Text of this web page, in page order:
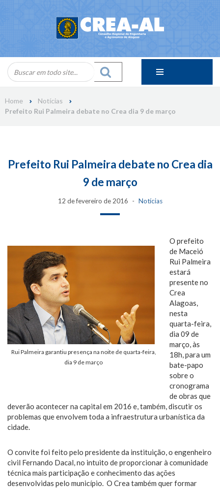
Home
Notícias
Prefeito Rui Palmeira debate no Crea dia 9 de março
Prefeito Rui Palmeira debate no Crea dia
9 de março
12 de fevereiro de 2016 Notícias
Rui Palmeira garantiu presença na noite de quarta-feira,
dia 9 de março
O prefeito
de Maceió
Rui Palmeira
estará
presente no
Crea
Alagoas,
nesta
quarta-feira,
dia 09 de
março, às
18h, para um
bate-papo
sobre o
cronograma
de obras que
deverão acontecer na capital em 2016 e, também, discutir os
problemas que envolvem toda a infraestrutura urbanística da
cidade.
O convite foi feito pelo presidente da instituição, o engenheiro
civil Fernando Dacal, no intuito de proporcionar à comunidade
técnica mais participação e conhecimento das ações
desenvolvidas pelo município. O Crea também quer formar